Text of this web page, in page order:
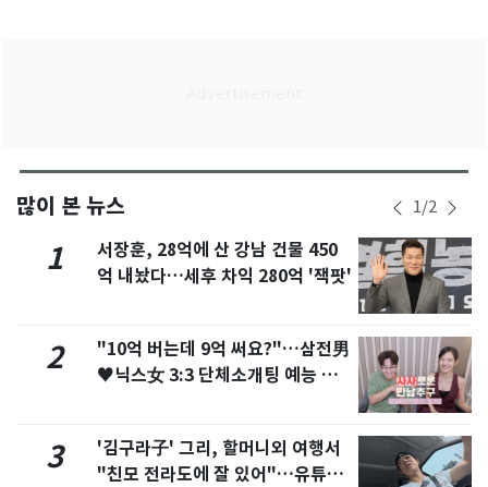
많이 본 뉴스 1/2
1
서장훈, 28억에 산 강남 건물 450
억 내놨다…세후 차익 280억 '잭팟'
2
"10억 버는데 9억 써요?"…삼전男
♥닉스女 3:3 단체소개팅 예능 화
3
'김구라子' 그리, 할머니외 여행서
"친모 전라도에 잘 있어"…유튜브